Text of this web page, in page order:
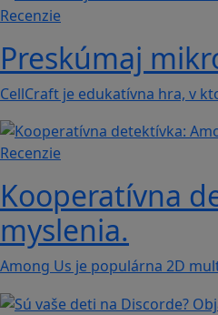
Recenzie
Preskúmaj
CellCraft je edukatívna hra, v
Recenzie
Kooperatívna
myslenia.
Among Us je populárna 2D